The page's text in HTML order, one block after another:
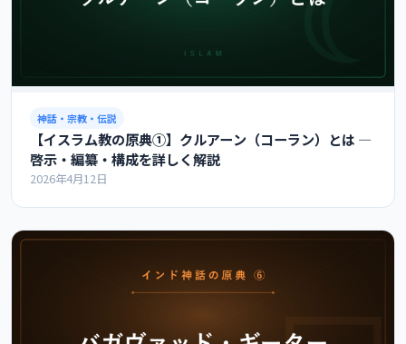
神話・宗教・伝説
【イスラム教の原典①】クルアーン（コーラン）とは ―
啓示・編纂・構成を詳しく解説
2026年4月12日